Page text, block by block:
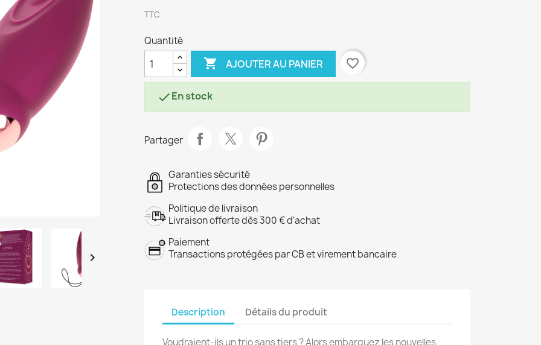

TTC
Quantité
 AJOUTER AU PANIER favorite_border
En stock
Partager
Garanties sécurité
Protections des données personnelles
Politique de livraison
Livraison offerte dès 300 € d'achat
Paiement
Transactions protégées par CB et virement bancaire
Description Détails du produit
Voudraient-ils un trio sans tiers ? Alors embarquez les nouvelles